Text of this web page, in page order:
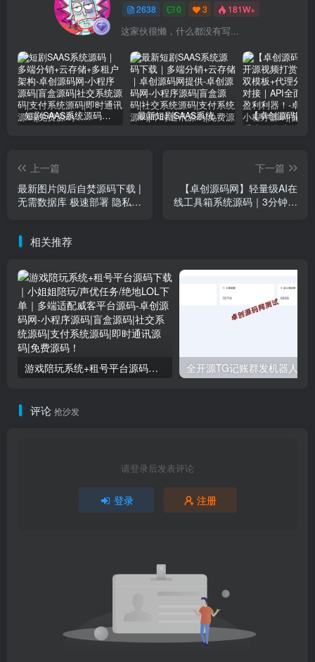
2638 0 3 181W+
这家伙很懒，什么都没有写...
短剧SAAS系统源码｜多端分销+云存储+多租户架构 最新短剧SAAS系统源码下载｜多端分销+云存储｜卓创源码网提供
上一篇
最新图片阅后自焚源码下载 |
无需数据库 极速部署 隐私保
下一篇
【卓创源码网】轻量级AI在
线工具箱系统源码｜3分钟极
相关推荐
游戏陪玩系统+租号平台源码下载｜小姐姐陪玩/声优任务/绝地LOL下单｜多端适配威客平台源码
评论 抢沙发
请登录后发表评论
登录 注册